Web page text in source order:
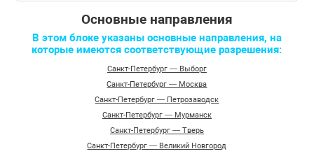
Основные направления
В этом блоке указаны основные направления, на
которые имеются соответствующие разрешения:
Санкт-Петербург — Выборг
Санкт-Петербург — Москва
Санкт-Петербург — Петрозаводск
Санкт-Петербург — Мурманск
Санкт-Петербург — Тверь
Санкт-Петербург — Великий Новгород